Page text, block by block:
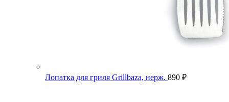
Лопатка для гриля Grillbaza, нерж. 890 ₽